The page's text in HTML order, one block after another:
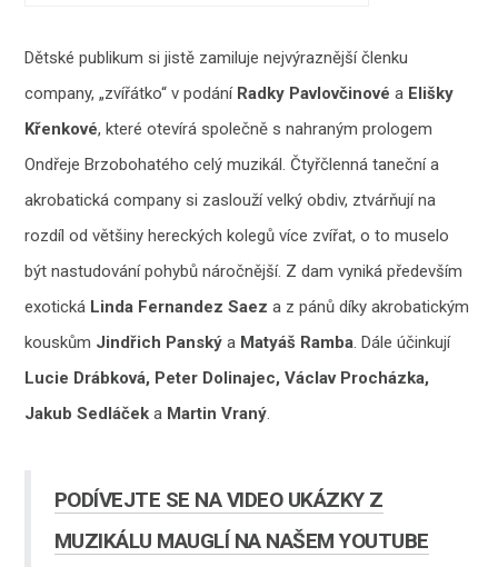
Dětské publikum si jistě zamiluje nejvýraznější členku
company, „zvířátko“ v podáníRadky Pavlovčinové a Elišky
Křenkové, které otevírá společně s nahraným prologem
Ondřeje Brzobohatého celý muzikál. Čtyřčlenná taneční a
akrobatická company si zaslouží velký obdiv, ztvárňují na
rozdíl od většiny hereckých kolegů více zvířat, o to muselo
být nastudování pohybů náročnější. Z dam vyniká především
exotická Linda Fernandez Saez a z pánů díky akrobatickým
kouskům Jindřich Panský a Matyáš Ramba. Dále účinkují
Lucie Drábková, Peter Dolinajec, Václav Procházka,
Jakub Sedláček a Martin Vraný.
PODÍVEJTE SE NA VIDEO UKÁZKY Z
MUZIKÁLU MAUGLÍ NA NAŠEM YOUTUBE